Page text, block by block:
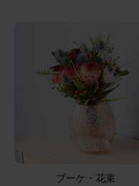
ブーケ・花束